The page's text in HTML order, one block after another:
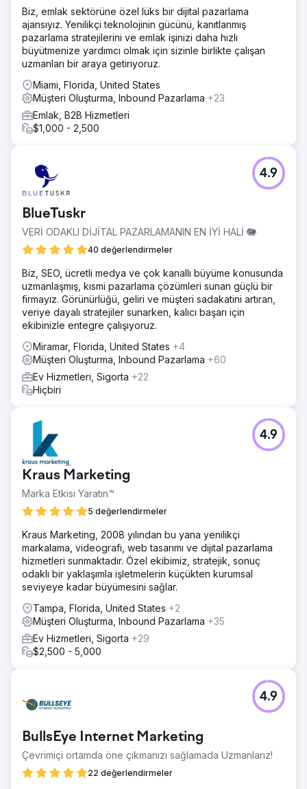
Biz, emlak sektörüne özel lüks bir dijital pazarlama
ajansıyız. Yenilikçi teknolojinin gücünü, kanıtlanmış
pazarlama stratejilerini ve emlak işinizi daha hızlı
büyütmenize yardımcı olmak için sizinle birlikte çalışan
uzmanları bir araya getiriyoruz.
Miami, Florida, United States
Müşteri Oluşturma, Inbound Pazarlama +23
Emlak, B2B Hizmetleri
$1,000 - 2,500
BlueTuskr
VERİ ODAKLI DİJİTAL PAZARLAMANIN EN İYİ HALİ 🐘
40 değerlendirmeler
4.9
Biz, SEO, ücretli medya ve çok kanallı büyüme konusunda
uzmanlaşmış, kısmi pazarlama çözümleri sunan güçlü bir
firmayız. Görünürlüğü, geliri ve müşteri sadakatini artıran,
veriye dayalı stratejiler sunarken, kalıcı başarı için
ekibinizle entegre çalışıyoruz.
Miramar, Florida, United States +4
Müşteri Oluşturma, Inbound Pazarlama +60
Ev Hizmetleri, Sigorta +22
Hiçbiri
Kraus Marketing
Marka Etkisi Yaratın™
5 değerlendirmeler
4.9
Kraus Marketing, 2008 yılından bu yana yenilikçi
markalama, videografi, web tasarımı ve dijital pazarlama
hizmetleri sunmaktadır. Özel ekibimiz, stratejik, sonuç
odaklı bir yaklaşımla işletmelerin küçükten kurumsal
seviyeye kadar büyümesini sağlar.
Tampa, Florida, United States +2
Müşteri Oluşturma, Inbound Pazarlama +35
Ev Hizmetleri, Sigorta +29
$2,500 - 5,000
BullsEye Internet Marketing
Çevrimiçi ortamda öne çıkmanızı sağlamada Uzmanlarız!
22 değerlendirmeler
4.9